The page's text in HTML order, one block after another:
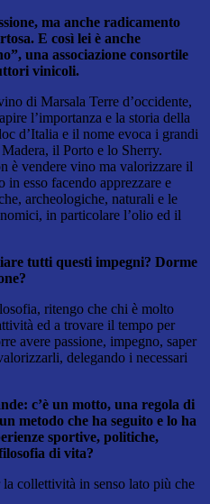
ma anche radicamento
E così lei è anche
una associazione consortile
vinicoli.
di Marsala Terre d’occidente,
l’importanza e la storia della
d’Italia e il nome evoca i grandi
il Porto e lo Sherry.
è vendere vino ma valorizzare il
in esso facendo apprezzare e
archeologiche, naturali e le
in particolare l’olio ed il
tutti questi impegni? Dorme
ritengo che chi è molto
ed a trovare il tempo per
avere passione, impegno, saper
delegando i necessari
c’è un motto, una regola di
metodo che ha seguito e lo ha
sportive, politiche,
di vita?
collettività in senso lato più che